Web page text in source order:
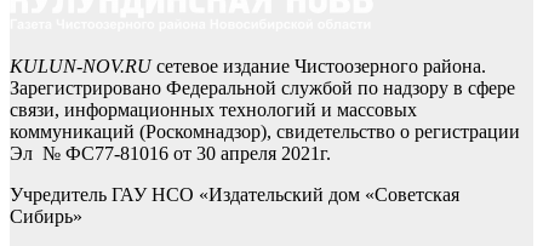
KULUN-NOV.RUсетевое издание Чистоозерного района.
Зарегистрировано Федеральной службой по надзору в сфере
связи, информационных технологий и массовых
коммуникаций (Роскомнадзор), свидетельство о регистрации
Эл № ФС77-81016 от 30 апреля 2021г.
Учредитель ГАУ НСО «Издательский дом «Советская
Сибирь»